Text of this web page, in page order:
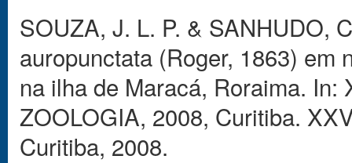
SOUZA, J. L. P. & SANHUDO,
auropunctata (Roger, 1863) em
na ilha de Maracá, Roraima.
ZOOLOGIA, 2008, Curitiba.
Curitiba, 2008.